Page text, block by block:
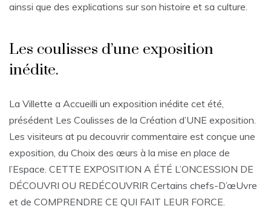
ainssi que des explications sur son histoire et sa culture.
Les coulisses d’une exposition
inédite.
La Villette a Accueilli un exposition inédite cet été,
présédent Les Coulisses de la Création d’UNE exposition.
Les visiteurs at pu decouvrir commentaire est conçue une
exposition, du Choix des œurs à la mise en place de
l’Espace. CETTE EXPOSITION A ÉTÉ L’ONCESSION DE
DÉCOUVRI OU REDÉCOUVRIR Certains chefs-D’œUvre
et de COMPRENDRE CE QUI FAIT LEUR FORCE.